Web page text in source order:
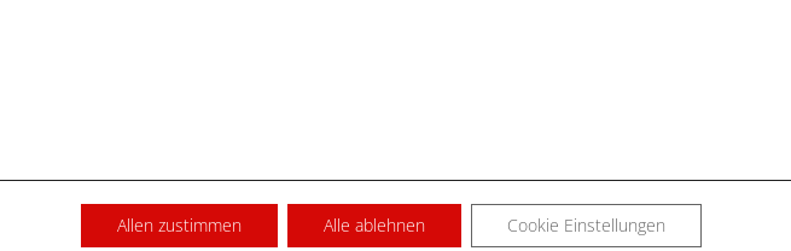
DATENSCHUTZ IMPRESSUM KONTAKT
Allen zustimmen Alle ablehnen Cookie Einstellungen